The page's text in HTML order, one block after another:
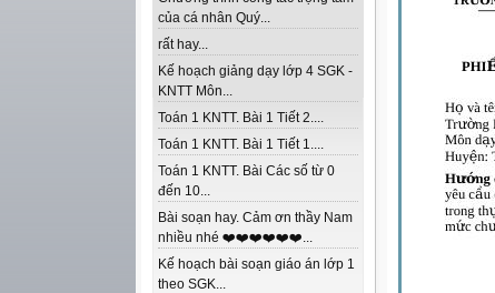
của cá nhân Quý...
rất hay...
Kế hoạch giảng dạy lớp 4 SGK -
KNTT Môn...
Toán 1 KNTT. Bài 1 Tiết 2....
Toán 1 KNTT. Bài 1 Tiết 1....
Toán 1 KNTT. Bài Các số từ 0
đến 10...
Bài soạn hay. Cảm ơn thầy Nam
nhiều nhé ❤️❤️❤️❤️❤️❤️...
Kế hoạch bài soạn giáo án lớp 1
theo SGK...